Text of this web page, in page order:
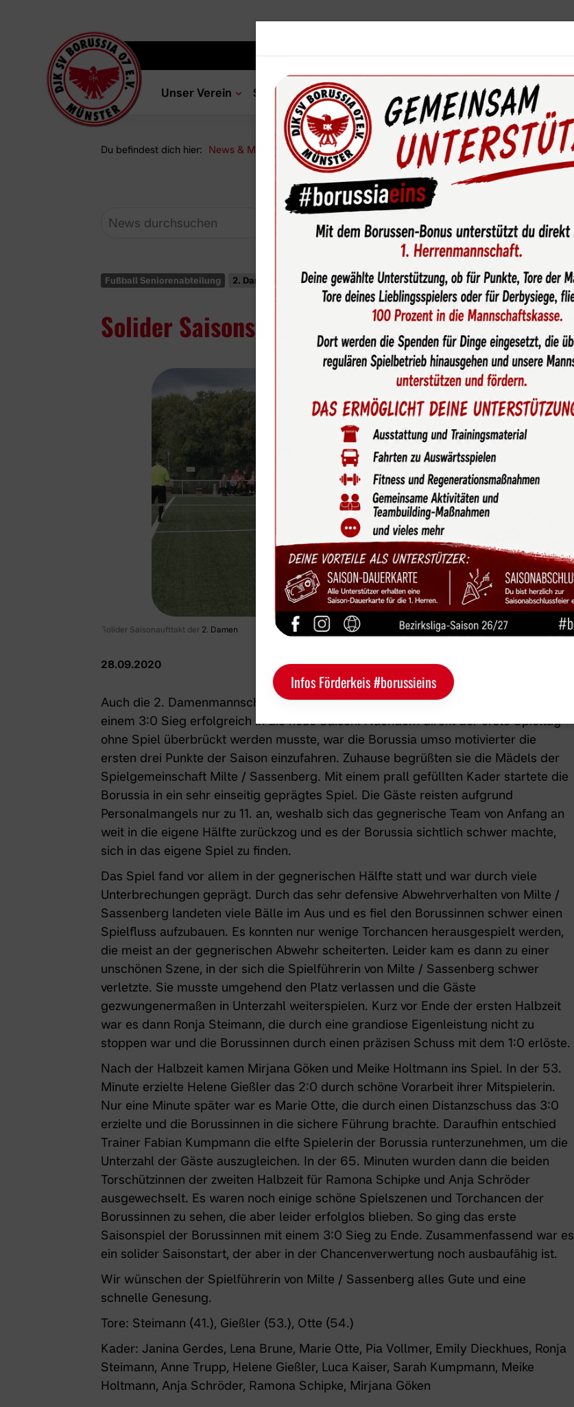
Unser Verein Sportangebot News & Media Service Sponsoren
Du befindest dich hier: News & Media Newsroom Solider Saisonstart mit 3:0 Sieg
Fußball Seniorenabteilung 2. Damen
Solider Saisonstart mit 3:0 Sieg
Solider Saisonaufttakt der 2. Damen
28.09.2020
Auch die 2. Damenmannschaft der Borussia startete am vergangenen Sonntag
einem 3:0 Sieg erfolgreich in die neue Saison. Nachdem direkt der erste Spieltag
ohne Spiel überbrückt werden musste, war die Borussia umso motivierter die
ersten drei Punkte der Saison einzufahren. Zuhause begrüßten sie die Mädels der
Spielgemeinschaft Milte / Sassenberg. Mit einem prall gefüllten Kader startete die
Borussia in ein sehr einseitig geprägtes Spiel. Die Gäste reisten aufgrund
Personalmangels nur zu 11. an, weshalb sich das gegnerische Team von Anfang an
weit in die eigene Hälfte zurückzog und es der Borussia sichtlich schwer machte,
sich in das eigene Spiel zu finden.
Das Spiel fand vor allem in der gegnerischen Hälfte statt und war durch viele
Unterbrechungen geprägt. Durch das sehr defensive Abwehrverhalten von Milte /
Sassenberg landeten viele Bälle im Aus und es fiel den Borussinnen schwer einen
Spielfluss aufzubauen. Es konnten nur wenige Torchancen herausgespielt werden,
die meist an der gegnerischen Abwehr scheiterten. Leider kam es dann zu einer
unschönen Szene, in der sich die Spielführerin von Milte / Sassenberg schwer
verletzte. Sie musste umgehend den Platz verlassen und die Gäste
gezwungenermaßen in Unterzahl weiterspielen. Kurz vor Ende der ersten Halbzeit
war es dann Ronja Steimann, die durch eine grandiose Eigenleistung nicht zu
stoppen war und die Borussinnen durch einen präzisen Schuss mit dem 1:0 erlöste.
Nach der Halbzeit kamen Mirjana Göken und Meike Holtmann ins Spiel. In der 53.
Minute erzielte Helene Gießler das 2:0 durch schöne Vorarbeit ihrer Mitspielerin.
Nur eine Minute später war es Marie Otte, die durch einen Distanzschuss das 3:0
erzielte und die Borussinnen in die sichere Führung brachte. Daraufhin entschied
Trainer Fabian Kumpmann die elfte Spielerin der Borussia runterzunehmen, um die
Unterzahl der Gäste auszugleichen. In der 65. Minuten wurden dann die beiden
Torschützinnen der zweiten Halbzeit für Ramona Schipke und Anja Schröder
ausgewechselt. Es waren noch einige schöne Spielszenen und Torchancen der
Borussinnen zu sehen, die aber leider erfolglos blieben. So ging das erste
Saisonspiel der Borussinnen mit einem 3:0 Sieg zu Ende. Zusammenfassend war es
ein solider Saisonstart, der aber in der Chancenverwertung noch ausbaufähig ist.
Wir wünschen der Spielführerin von Milte / Sassenberg alles Gute und eine
schnelle Genesung.
Tore: Steimann (41.), Gießler (53.), Otte (54.)
Kader: Janina Gerdes, Lena Brune, Marie Otte, Pia Vollmer, Emily Dieckhues, Ronja
Steimann, Anne Trupp, Helene Gießler, Luca Kaiser, Sarah Kumpmann, Meike
Holtmann, Anja Schröder, Ramona Schipke, Mirjana Göken
Infos Förderkeis #borussieins